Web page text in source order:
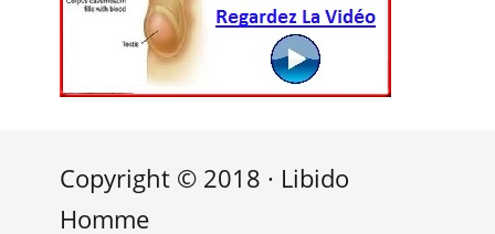
Copyright © 2018 · Libido
Homme